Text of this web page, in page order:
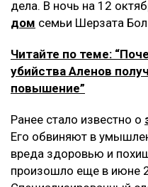
дела. В ночь на 12
дом семьи Шерзата
Читайте по теме:
убийства Аленов
повышение”
Ранее стало известно о
Его обвиняют в
вреда здоровью и
произошло еще в июне